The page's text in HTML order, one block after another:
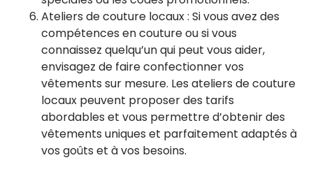
Ateliers de couture locaux : Si vous avez des
compétences en couture ou si vous
connaissez quelqu’un qui peut vous aider,
envisagez de faire confectionner vos
vêtements sur mesure. Les ateliers de couture
locaux peuvent proposer des tarifs
abordables et vous permettre d’obtenir des
vêtements uniques et parfaitement adaptés à
vos goûts et à vos besoins.